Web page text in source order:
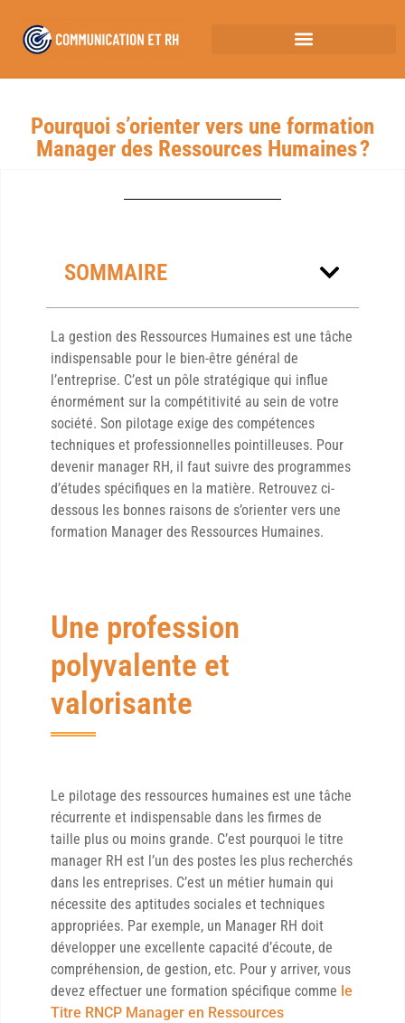
Pourquoi s’orienter vers une formation
Manager des Ressources Humaines ?
SOMMAIRE
La gestion des Ressources Humaines est une tâche
indispensable pour le bien-être général de
l’entreprise. C’est un pôle stratégique qui influe
énormément sur la compétitivité au sein de votre
société. Son pilotage exige des compétences
techniques et professionnelles pointilleuses. Pour
devenir manager RH, il faut suivre des programmes
d’études spécifiques en la matière. Retrouvez ci-
dessous les bonnes raisons de s’orienter vers une
formation Manager des Ressources Humaines.
Une profession
polyvalente et
valorisante
Le pilotage des ressources humaines est une tâche
récurrente et indispensable dans les firmes de
taille plus ou moins grande. C’est pourquoi le titre
manager RH est l’un des postes les plus recherchés
dans les entreprises. C’est un métier humain qui
nécessite des aptitudes sociales et techniques
appropriées. Par exemple, un Manager RH doit
développer une excellente capacité d’écoute, de
compréhension, de gestion, etc. Pour y arriver, vous
devez effectuer une formation spécifique comme le
Titre RNCP Manager en Ressources